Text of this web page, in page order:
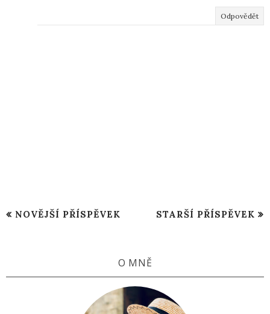
Odpovědět
NOVĚJŠÍ PŘÍSPĚVEK STARŠÍ PŘÍSPĚVEK
O MNĚ